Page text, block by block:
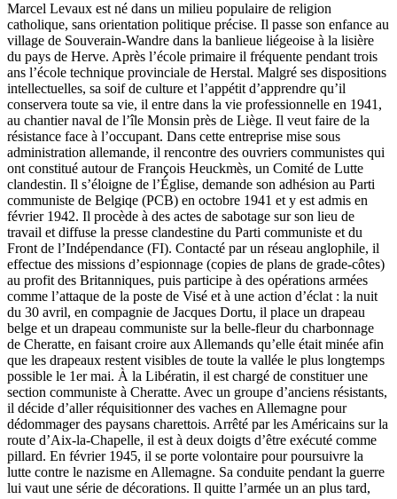
Marcel Levaux est né dans un milieu populaire de religion
catholique, sans orientation politique précise. Il passe son enfance au
village de Souverain-Wandre dans la banlieue liégeoise à la lisière
du pays de Herve. Après l’école primaire il fréquente pendant trois
ans l’école technique provinciale de Herstal. Malgré ses dispositions
intellectuelles, sa soif de culture et l’appétit d’apprendre qu’il
conservera toute sa vie, il entre dans la vie professionnelle en 1941,
au chantier naval de l’île Monsin près de Liège. Il veut faire de la
résistance face à l’occupant. Dans cette entreprise mise sous
administration allemande, il rencontre des ouvriers communistes qui
ont constitué autour de François Heuckmès, un Comité de Lutte
clandestin. Il s’éloigne de l’Église, demande son adhésion au Parti
communiste de Belgiqe (PCB) en octobre 1941 et y est admis en
février 1942. Il procède à des actes de sabotage sur son lieu de
travail et diffuse la presse clandestine du Parti communiste et du
Front de l’Indépendance (FI). Contacté par un réseau anglophile, il
effectue des missions d’espionnage (copies de plans de grade-côtes)
au profit des Britanniques, puis participe à des opérations armées
comme l’attaque de la poste de Visé et à une action d’éclat : la nuit
du 30 avril, en compagnie de Jacques Dortu, il place un drapeau
belge et un drapeau communiste sur la belle-fleur du charbonnage
de Cheratte, en faisant croire aux Allemands qu’elle était minée afin
que les drapeaux restent visibles de toute la vallée le plus longtemps
possible le 1er mai. À la Libératin, il est chargé de constituer une
section communiste à Cheratte. Avec un groupe d’anciens résistants,
il décide d’aller réquisitionner des vaches en Allemagne pour
dédommager des paysans charettois. Arrêté par les Américains sur la
route d’Aix-la-Chapelle, il est à deux doigts d’être exécuté comme
pillard. En février 1945, il se porte volontaire pour poursuivre la
lutte contre le nazisme en Allemagne. Sa conduite pendant la guerre
lui vaut une série de décorations. Il quitte l’armée un an plus tard,